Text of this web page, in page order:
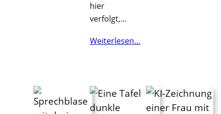
hier
verfolgt,…
Weiterlesen…